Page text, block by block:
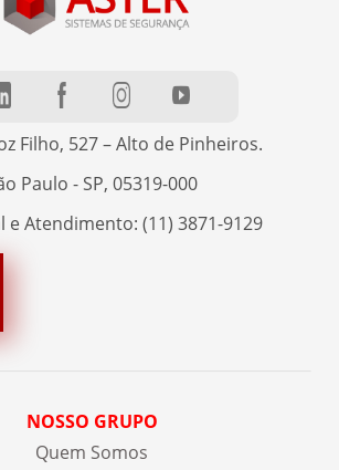
Filho, 527 – Alto de Pinheiros.
Paulo - SP, 05319-000
e Atendimento: (11) 3871-9129
NOSSO GRUPO
Quem Somos